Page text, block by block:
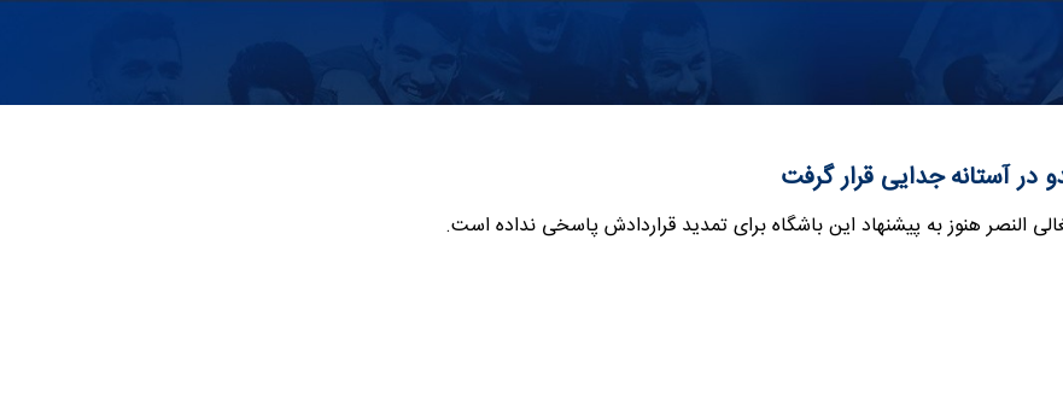
در آستانه جدایی قرار گرفت
النصر هنوز به پیشنهاد این باشگاه برای تمدید قراردادش پاسخی نداده است.